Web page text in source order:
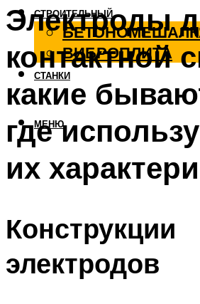
СТРОИТЕЛЬНЫЙ
ВИБРОПЛИТА
СТАНКИ
МЕНЮ
Электроды
контактной
какие
где
их
Конструкции
электродов